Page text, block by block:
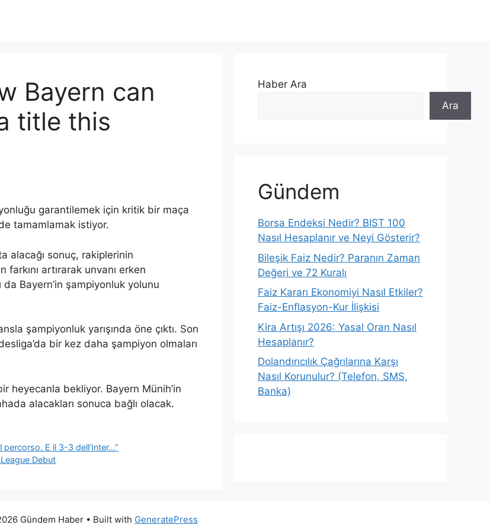
Bayern can
title this
garantilemek için kritik bir maça
tamamlamak istiyor.
alacağı sonuç, rakiplerinin
artırarak unvanı erken
da Bayern’in şampiyonluk yolunu
şampiyonluk yarışında öne çıktı. Son
bir kez daha şampiyon olmaları
heyecanla bekliyor. Bayern Münih’in
alacakları sonuca bağlı olacak.
E il 3-3 dell’Inter…”
Debut
Haber Ara
Ara
Gündem
Borsa Endeksi Nedir? BIST 100
Nasıl Hesaplanır ve Neyi Gösterir?
Bileşik Faiz Nedir? Paranın Zaman
Değeri ve 72 Kuralı
Faiz Kararı Ekonomiyi Nasıl Etkiler?
Faiz-Enflasyon-Kur İlişkisi
Kira Artışı 2026: Yasal Oran Nasıl
Hesaplanır?
Dolandırıcılık Çağrılarına Karşı
Nasıl Korunulur? (Telefon, SMS,
Banka)
Gündem Haber • Built with GeneratePress